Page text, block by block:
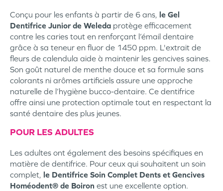
Conçu pour les enfants à partir de 6 ans, le Gel
Dentifrice Junior de Weleda protège efficacement
contre les caries tout en renforçant l’émail dentaire
grâce à sa teneur en fluor de 1450 ppm. L'extrait de
fleurs de calendula aide à maintenir les gencives saines.
Son goût naturel de menthe douce et sa formule sans
colorants ni arômes artificiels assure une approche
naturelle de l’hygiène bucco-dentaire. Ce dentifrice
offre ainsi une protection optimale tout en respectant la
santé dentaire des plus jeunes.
POUR LES ADULTES
Les adultes ont également des besoins spécifiques en
matière de dentifrice. Pour ceux qui souhaitent un soin
complet, le Dentifrice Soin Complet Dents et Gencives
Homéodent® de Boiron est une excellente option.